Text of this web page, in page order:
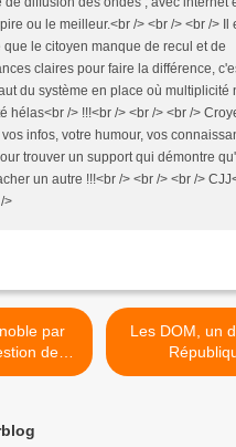
ou le meilleur.<br /> <br /> <br /> Il
que le citoyen manque de recul et de
claires pour faire la différence,
du système en place où multiplicité
hélas<br /> !!!<br /> <br /> <br />
infos, votre humour, vos
trouver un support qui démontre
un autre !!!<br /> <br /> <br />
>
de
Les DOM, un